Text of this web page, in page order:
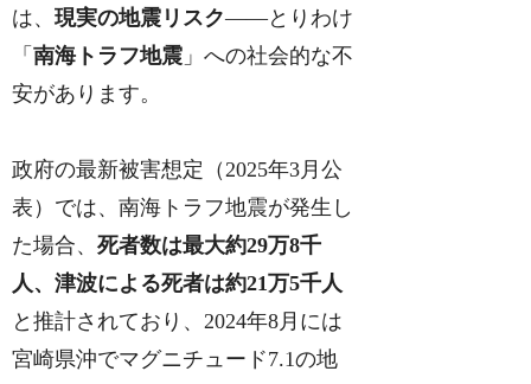
は、現実の地震リスク――とりわけ
「南海トラフ地震 」への社会的な不
安があります。
政府の最新被害想定（2025年3月公
表）では、南海トラフ地震が発生し
た場合、死者数は最大約29万8千
人、津波による死者は約21万5千人
と推計されており、2024年8月には
宮崎県沖でマグニチュード7.1の地